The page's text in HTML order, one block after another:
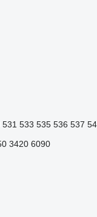
531 533 535 536 537
3420 6090